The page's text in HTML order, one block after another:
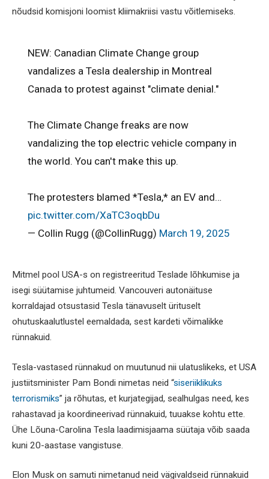
nõudsid komisjoni loomist kliimakriisi vastu võitlemiseks.
NEW: Canadian Climate Change group
vandalizes a Tesla dealership in Montreal
Canada to protest against "climate denial."
The Climate Change freaks are now
vandalizing the top electric vehicle company in
the world. You can't make this up.
The protesters blamed *Tesla,* an EV and…
pic.twitter.com/XaTC3oqbDu
— Collin Rugg (@CollinRugg) March 19, 2025
Mitmel pool USA-s on registreeritud Teslade lõhkumise ja
isegi süütamise juhtumeid. Vancouveri autonäituse
korraldajad otsustasid Tesla tänavuselt ürituselt
ohutuskaalutlustel eemaldada, sest kardeti võimalikke
rünnakuid.
Tesla-vastased rünnakud on muutunud nii ulatuslikeks, et USA
justiitsminister Pam Bondi nimetas neid “siseriiklikuks
terrorismiks” ja rõhutas, et kurjategijad, sealhulgas need, kes
rahastavad ja koordineerivad rünnakuid, tuuakse kohtu ette.
Ühe Lõuna-Carolina Tesla laadimisjaama süütaja võib saada
kuni 20-aastase vangistuse.
Elon Musk on samuti nimetanud neid vägivaldseid rünnakuid